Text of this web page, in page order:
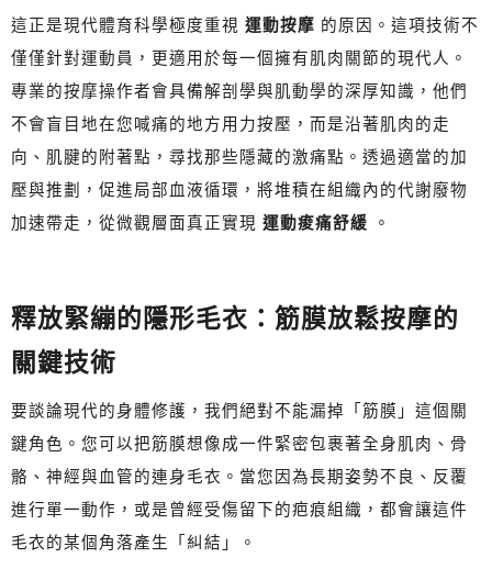
這正是現代體育科學極度重視 運動按摩 的原因。這項技術不
僅僅針對運動員，更適用於每一個擁有肌肉關節的現代人。
專業的按摩操作者會具備解剖學與肌動學的深厚知識，他們
不會盲目地在您喊痛的地方用力按壓，而是沿著肌肉的走
向、肌腱的附著點，尋找那些隱藏的激痛點。透過適當的加
壓與推劃，促進局部血液循環，將堆積在組織內的代謝廢物
加速帶走，從微觀層面真正實現 運動痠痛舒緩 。
釋放緊繃的隱形毛衣：筋膜放鬆按摩的
關鍵技術
要談論現代的身體修護，我們絕對不能漏掉「筋膜」這個關
鍵角色。您可以把筋膜想像成一件緊密包裹著全身肌肉、骨
骼、神經與血管的連身毛衣。當您因為長期姿勢不良、反覆
進行單一動作，或是曾經受傷留下的疤痕組織，都會讓這件
毛衣的某個角落產生「糾結」。